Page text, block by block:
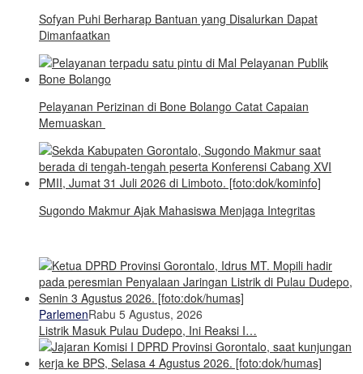
Sofyan Puhi Berharap Bantuan yang Disalurkan Dapat
Dimanfaatkan
Pelayanan Perizinan di Bone Bolango Catat Capaian
Memuaskan
Sugondo Makmur Ajak Mahasiswa Menjaga Integritas
ParlemenRabu 5 Agustus, 2026
Listrik Masuk Pulau Dudepo, Ini Reaksi I…